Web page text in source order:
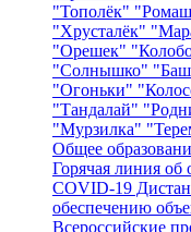
"Тополёк"
"Хрусталёк"
"Орешек"
"Солнышко"
"Огоньки"
"Тандалай"
"Мурзилка"
Общее
Горячая линия об
COVID-19
обеспечению
Всероссийские